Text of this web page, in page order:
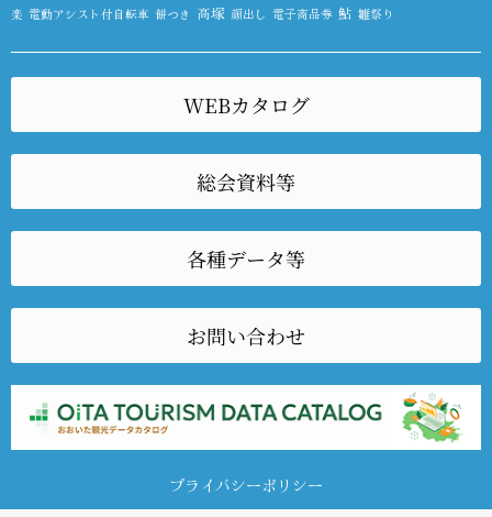
楽 電動アシスト付自転車 餅つき 高塚 顔出し 電子商品券 鮎 雛祭り
WEBカタログ
総会資料等
各種データ等
お問い合わせ
プライバシーポリシー